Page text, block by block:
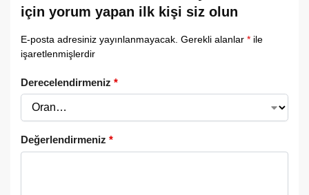
için yorum yapan ilk kişi siz olun
E-posta adresiniz yayınlanmayacak. Gerekli alanlar * ile
işaretlenmişlerdir
Derecelendirmeniz *
Değerlendirmeniz *